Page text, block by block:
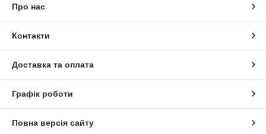
Про нас
Контакти
Доставка та оплата
Графік роботи
Повна версія сайту